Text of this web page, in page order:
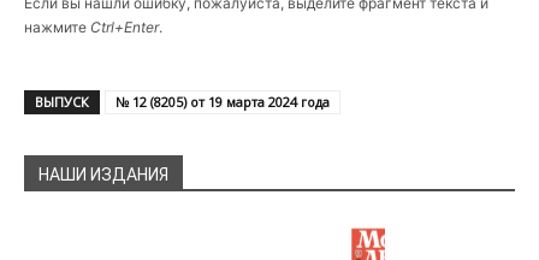
нажмите Ctrl+Enter.
ВЫПУСК № 12 (8205) от 19 марта 2024 года
НАШИ ИЗДАНИЯ